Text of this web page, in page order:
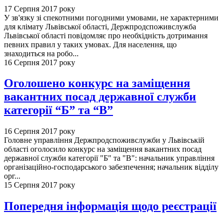
17 Серпня 2017 року
У зв'язку зі спекотними погодними умовами, не характерними
для клімату Львівської області, Держпродспоживслужба
Львівської області повідомляє про необхідність дотримання
певних правил у таких умовах. Для населення, що
знаходиться на робо...
16 Серпня 2017 року
Оголошено конкурс на заміщення
вакантних посад державної служби
категорії “Б” та “В”
16 Серпня 2017 року
Головне управління Держпродспоживслужби у Львівській
області оголосило конкурс на заміщення вакантних посад
державної служби категорії "Б" та "В": начальник управління
організаційно-господарського забезпечення; начальник відділу
орг...
15 Серпня 2017 року
Попередня інформація щодо реєстрації